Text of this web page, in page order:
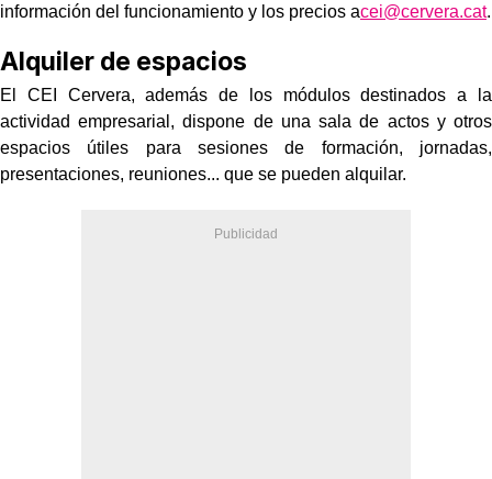
información del funcionamiento y los precios acei@cervera.cat.
Alquiler de espacios
El CEI Cervera, además de los módulos destinados a la
actividad empresarial, dispone de una sala de actos y otros
espacios útiles para sesiones de formación, jornadas,
presentaciones, reuniones... que se pueden alquilar.